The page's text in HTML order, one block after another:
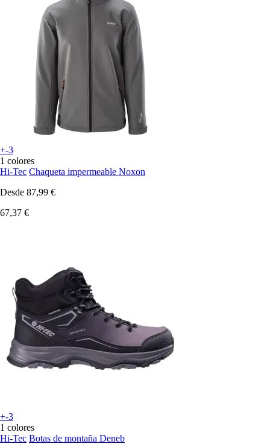
+-3
1 colores
Hi-Tec Chaqueta impermeable Noxon
Desde 87,99 €
67,37 €
+-3
1 colores
Hi-Tec Botas de montaña Deneb